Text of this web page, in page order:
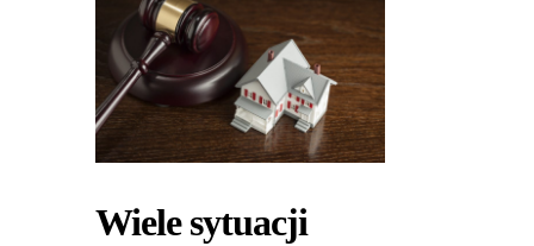
Wiele sytuacji